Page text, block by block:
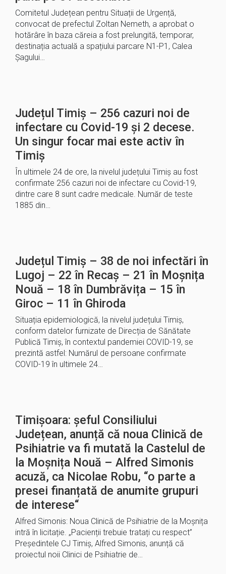
Comitetul Județean pentru Situații de Urgență,
convocat de prefectul Zoltan Nemeth, a aprobat o
hotărâre în baza căreia a fost prelungită, temporar,
destinația actuală a spațiului parcare N1-P1, Calea
Șagului…
Județul Timiș – 256 cazuri noi de
infectare cu Covid-19 și 2 decese.
Un singur focar mai este activ în
Timiș
În ultimele 24 de ore, la nivelul județului Timiș au fost
confirmate 256 cazuri noi de infectare cu Covid-19,
dintre care 8 sunt cadre medicale. Număr de teste
1885 din…
Județul Timiș – 38 de noi infectări în
Lugoj – 22 în Recaș – 21 în Moșnița
Nouă – 18 în Dumbrăvița – 15 în
Giroc – 11 în Ghiroda
Situația epidemiologică, la nivelul județului Timiș,
conform datelor furnizate de Direcția de Sănătate
Publică Timiș, în contextul pandemiei COVID-19, se
prezintă astfel: Numărul de persoane confirmate
COVID-19 în ultimele 24…
Timișoara: șeful Consiliului
Județean, anunță că noua Clinică de
Psihiatrie va fi mutată la Castelul de
la Moșnița Nouă – Alfred Simonis
acuză, ca Nicolae Robu, “o parte a
presei finanțată de anumite grupuri
de interese“
Alfred Simonis: Noua Clinică de Psihiatrie de la Moșnița
intră în licitație. „Pacienții trebuie tratați cu respect”
Președintele CJ Timiș, Alfred Simonis, anunță că
proiectul noii Clinici de Psihiatrie de…